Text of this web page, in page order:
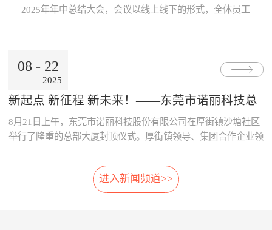
片；· 系统采用了主要部件做
法，根据故障模式进行恢复控
数据的及时、准确传递与分
本的明细，分析重要设备整个
采购决策、控制维修成本提供
了依据，减少企业不必要的浪
费。· 优化资源的配置：系统
提供的资源冲突检测预警功
化，合理的优化了人、财、物
资源。 项目案例与客户反
Internet公用网络，也可使用地
4、用户终端· 移动用户终端
· 固定用户终端 系统功能： 当
电动列车在线运行时，系统应
能对受电弓与电网之间由于离
线、硬点产生拉弧的现象、受
电弓中心线偏移量、受电弓弓
的运行参数进行检测。并具有
对检测出的超标数据进行自动
线激光专利技术，模块化设
运营期，进行加装，安装于正
搭建专用检测棚等配套设
施。 3、免维护:核心元件
选用进口件，整体设计安装简
便，远程监控，软件具备自动
需人工分析，系统自动出具智
能分析结果，提供检修月报，
2025年年中总结大会，会议以线上线下的形式，全体员工
东率先作《诺丽科技2025年上半年工作总结及下半年工作
计划》报告，从多维度系统梳理上半年成果...
08 - 22
2025
新起点 新征程 新未来！——东莞市诺丽科技总
部大厦喜封金顶，开启发展新篇章
8月21日上午，东莞市诺丽科技股份有限公司在厚街镇沙塘社区
举行了隆重的总部大厦封顶仪式。厚街镇领导、集团合作企业领
起，气氛热烈喜庆，董事长朱晓东为舞狮点睛，为整个活动增添
了浓郁的传统韵味和欢快氛围。 随后，公司领导与嘉宾们一
进入新闻频道>>